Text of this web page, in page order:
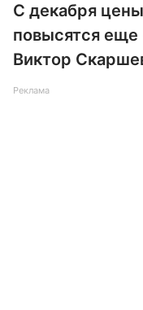
С декабря
повысятся еще
Виктор
Реклама